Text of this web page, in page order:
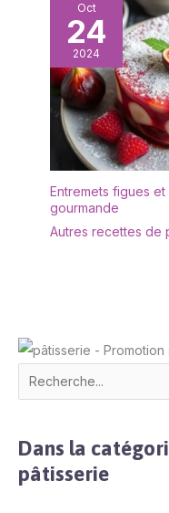
Oct
24
2024
Entremets figues
gourmande
Autres recettes de
Dans la
pâtisserie